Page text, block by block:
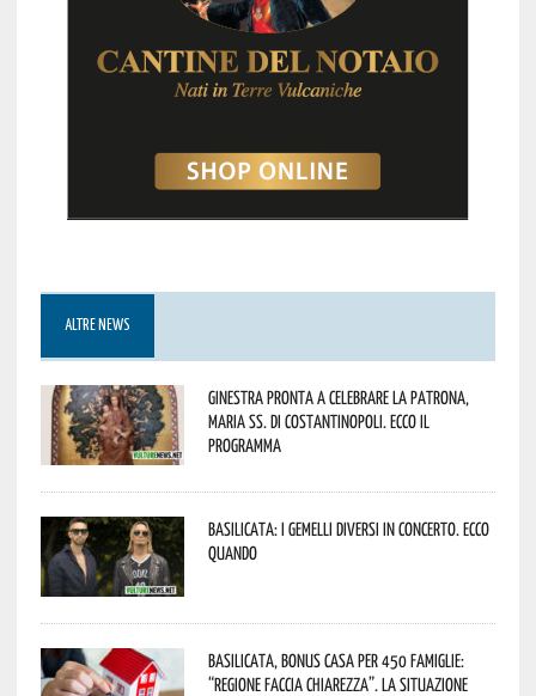
ALTRE NEWS
Ginestra pronta a celebrare la Patrona,
Maria SS. di Costantinopoli. Ecco il
programma
Basilicata: i Gemelli DiVersi in concerto. Ecco
quando
Basilicata, Bonus casa per 450 famiglie:
“Regione faccia chiarezza”. La situazione